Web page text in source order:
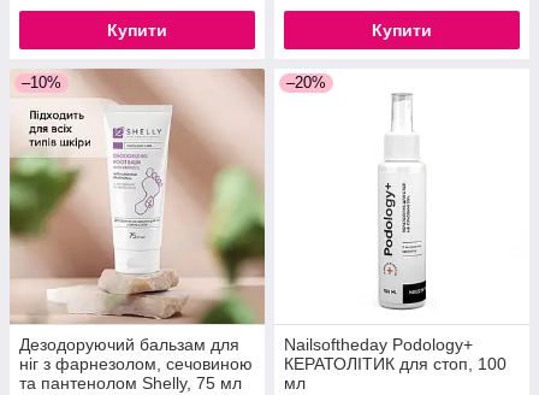
Купити Купити
–10%
Дезодоруючий бальзам для
ніг з фарнезолом, сечовиною
та пантенолом Shelly, 75 мл
–20%
Nailsoftheday Podology+
КЕРАТОЛІТИК для стоп, 100
мл